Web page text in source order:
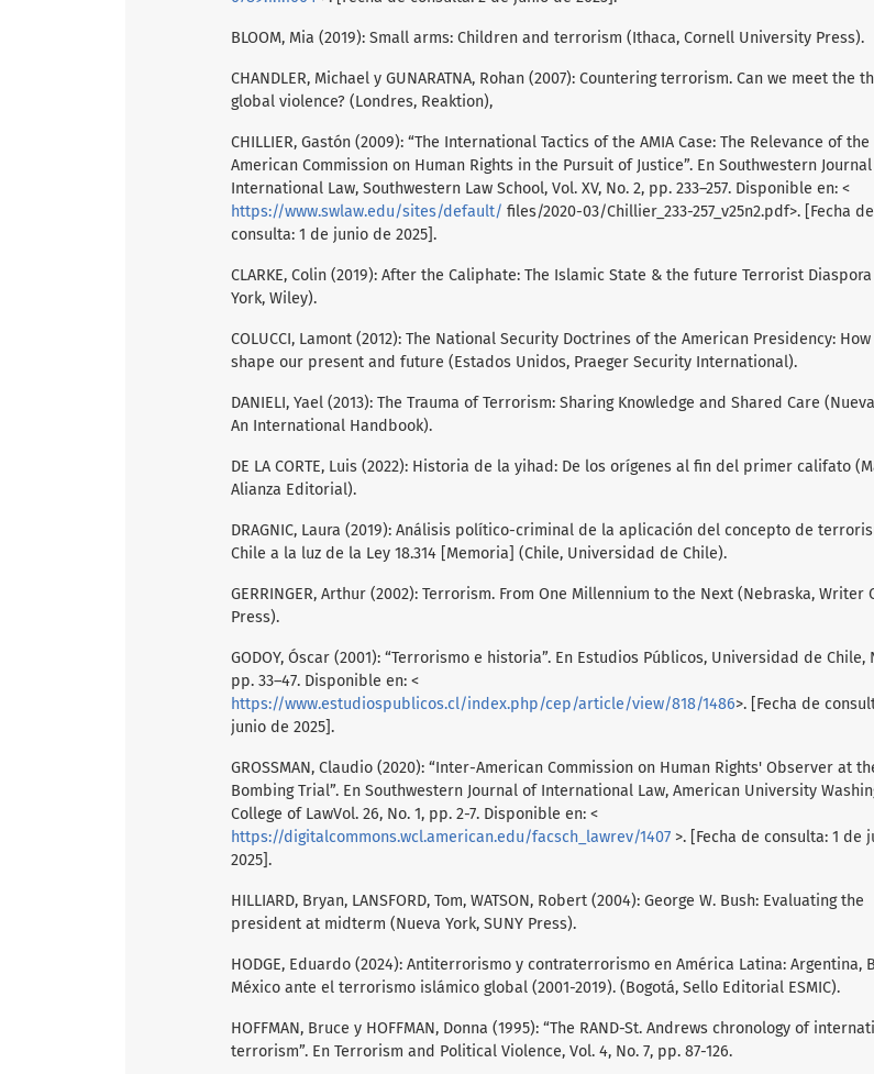
BLOOM, Mia (2019): Small arms: Children and terrorism (Ithaca, Cornell University Press).
CHANDLER, Michael y GUNARATNA, Rohan (2007): Countering terrorism. Can we meet the
global violence? (Londres, Reaktion),
CHILLIER, Gastón (2009): “The International Tactics of the AMIA Case: The Relevance of
American Commission on Human Rights in the Pursuit of Justice”. En Southwestern
International Law, Southwestern Law School, Vol. XV, No. 2, pp. 233–257. Disponible en: <
https://www.swlaw.edu/sites/default/ files/2020-03/Chillier_233-257_v25n2.pdf>. [Fecha de
consulta: 1 de junio de 2025].
CLARKE, Colin (2019): After the Caliphate: The Islamic State & the future Terrorist
York, Wiley).
COLUCCI, Lamont (2012): The National Security Doctrines of the American Presidency:
shape our present and future (Estados Unidos, Praeger Security International).
DANIELI, Yael (2013): The Trauma of Terrorism: Sharing Knowledge and Shared Care
An International Handbook).
DE LA CORTE, Luis (2022): Historia de la yihad: De los orígenes al fin del primer califato
Alianza Editorial).
DRAGNIC, Laura (2019): Análisis político-criminal de la aplicación del concepto de
Chile a la luz de la Ley 18.314 [Memoria] (Chile, Universidad de Chile).
GERRINGER, Arthur (2002): Terrorism. From One Millennium to the Next (Nebraska, Writer
Press).
GODOY, Óscar (2001): “Terrorismo e historia”. En Estudios Públicos, Universidad de Chile,
pp. 33–47. Disponible en: <
https://www.estudiospublicos.cl/index.php/cep/article/view/818/1486>. [Fecha de
junio de 2025].
GROSSMAN, Claudio (2020): “Inter-American Commission on Human Rights' Observer at
Bombing Trial”. En Southwestern Journal of International Law, American University
College of LawVol. 26, No. 1, pp. 2-7. Disponible en: <
https://digitalcommons.wcl.american.edu/facsch_lawrev/1407 >. [Fecha de consulta: 1 de
2025].
HILLIARD, Bryan, LANSFORD, Tom, WATSON, Robert (2004): George W. Bush: Evaluating the
president at midterm (Nueva York, SUNY Press).
HODGE, Eduardo (2024): Antiterrorismo y contraterrorismo en América Latina: Argentina,
México ante el terrorismo islámico global (2001-2019). (Bogotá, Sello Editorial ESMIC).
HOFFMAN, Bruce y HOFFMAN, Donna (1995): “The RAND-St. Andrews chronology of
terrorism”. En Terrorism and Political Violence, Vol. 4, No. 7, pp. 87-126.